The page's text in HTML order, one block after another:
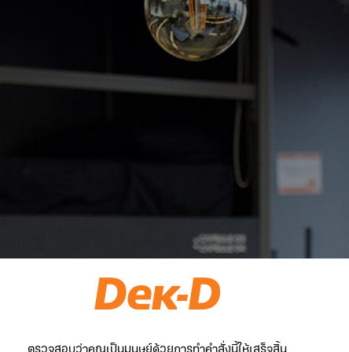
ตรวจสอบว่าคุณเป็นมนุษย์ด้วยการทำคำสั่งนี้ให้เสร็จสิ้น